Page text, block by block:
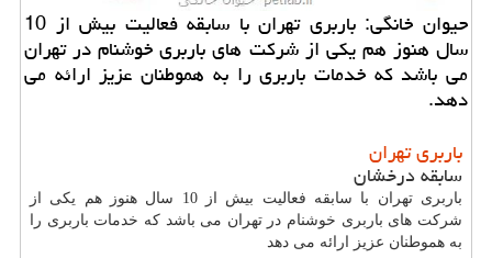
حیوان خانگی: باربری تهران با سابقه فعالیت بیش از 10
سال هنوز هم یكی از شركت های باربری خوشنام در تهران
می باشد كه خدمات باربری را به هموطنان عزیز ارائه می
دهد.
باربری تهران
سابقه درخشان
باربری تهران با سابقه فعالیت بیش از 10 سال هنوز هم یکی از
شرکت های باربری خوشنام در تهران می باشد که خدمات باربری را
به هموطنان عزیز ارائه می دهد